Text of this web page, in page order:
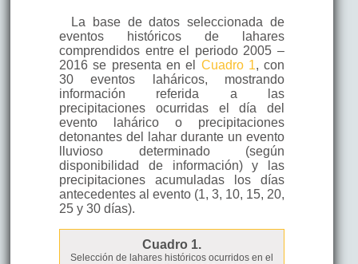
La base de datos seleccionada de
eventos históricos de lahares
comprendidos entre el periodo 2005 –
2016 se presenta en el Cuadro 1, con
30 eventos laháricos, mostrando
información referida a las
precipitaciones ocurridas el día del
evento lahárico o precipitaciones
detonantes del lahar durante un evento
lluvioso determinado (según
disponibilidad de información) y las
precipitaciones acumuladas los días
antecedentes al evento (1, 3, 10, 15, 20,
25 y 30 días).
Cuadro 1.
Selección de lahares históricos ocurridos en el